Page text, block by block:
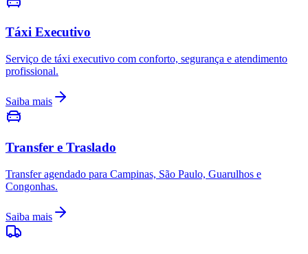
Táxi Executivo
Serviço de táxi executivo com conforto, segurança e atendimento
profissional.
Saiba mais
Transfer e Traslado
Transfer agendado para Campinas, São Paulo, Guarulhos e
Congonhas.
Saiba mais